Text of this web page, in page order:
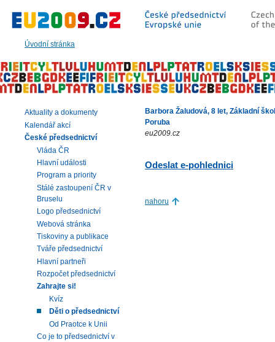
Úvodní stránka
hlavní
|
navigaci
|
vyhledávání
Barbora Žaludová, 8 let, Základní
Poruba
eu2009.cz
Odeslat e-pohlednici
nahoru
Aktuality a dokumenty
Kalendář akcí
České předsednictví
Vláda ČR
Hlavní události
Program a priority
Stálé zastoupení ČR v
Bruselu
Logo předsednictví
Webová stránka
Tiskoviny a publikace
Tváře předsednictví
Hlavní partneři
Rozpočet předsednictví
Zahrajte si!
Kvíz
Děti o předsednictví
Od Praotce k Unii
Co je to předsednictví v